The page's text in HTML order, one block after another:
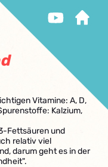
Vitamine: A, D,
Kalzium,
Fettsäuren und
relativ viel
darum geht es in der